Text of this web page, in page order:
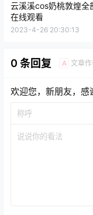
云溪溪cos奶桃敦煌全
在线观看
2023-4-26 20:30:13
0 条回复 A 文章作
欢迎您，新朋友，感